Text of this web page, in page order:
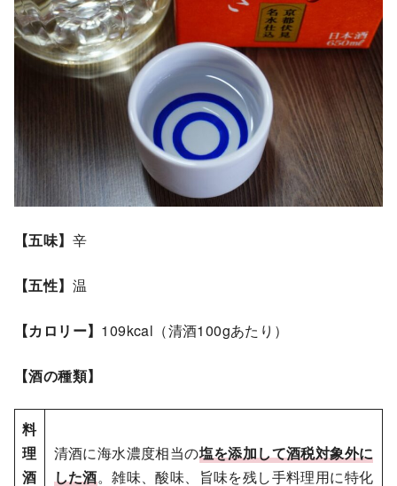
【五味】 辛
【五性】 温
【カロリー】 109kcal（清酒100gあたり）
【酒の種類】
料
理
酒
清酒に海水濃度相当の塩を添加して酒税対象外に
した酒。雑味、酸味、旨味を残し手料理用に特化